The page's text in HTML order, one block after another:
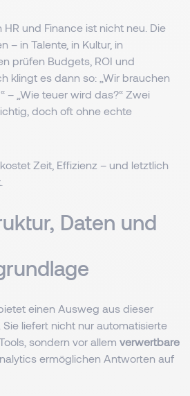
und Finance ist nicht neu. Die
– in Talente, in Kultur, in
prüfen Budgets, ROI und
klingt es dann so: „Wir brauchen
– „Wie teuer wird das?“ Zwei
doch oft ohne echte
Zeit, Effizienz – und letztlich
Daten und
einen Ausweg aus dieser
liefert nicht nur automatisierte
sondern vor allem verwertbare
ermöglichen Antworten auf